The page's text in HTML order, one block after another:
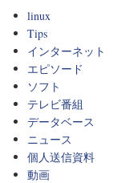
linux
Tips
インターネット
エピソード
ソフト
テレビ番組
データベース
ニュース
個人送信資料
動画